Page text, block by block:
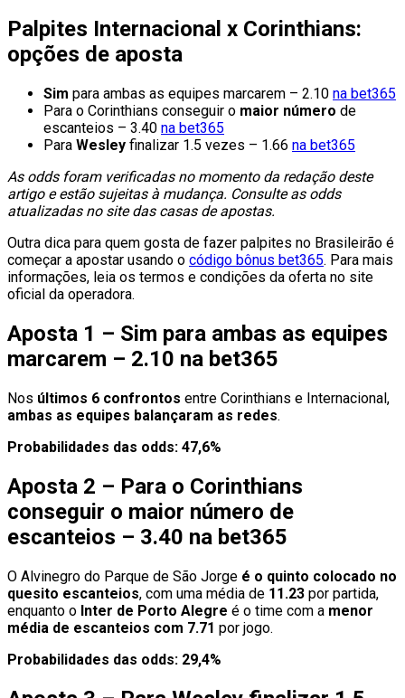
Palpites Internacional x Corinthians:
opções de aposta
Sim para ambas as equipes marcarem – 2.10 na bet365
Para o Corinthians conseguir o maior número de
escanteios – 3.40 na bet365
Para Wesley finalizar 1.5 vezes – 1.66 na bet365
As odds foram verificadas no momento da redação deste
artigo e estão sujeitas à mudança. Consulte as odds
atualizadas no site das casas de apostas.
Outra dica para quem gosta de fazer palpites no Brasileirão é
começar a apostar usando o código bônus bet365. Para mais
informações, leia os termos e condições da oferta no site
oficial da operadora.
Aposta 1 – Sim para ambas as equipes
marcarem – 2.10 na bet365
Nos últimos 6 confrontos entre Corinthians e Internacional,
ambas as equipes balançaram as redes.
Probabilidades das odds: 47,6%
Aposta 2 – Para o Corinthians
conseguir o maior número de
escanteios – 3.40 na bet365
O Alvinegro do Parque de São Jorge é o quinto colocado no
quesito escanteios, com uma média de 11.23 por partida,
enquanto o Inter de Porto Alegre é o time com a menor
média de escanteios com 7.71 por jogo.
Probabilidades das odds: 29,4%